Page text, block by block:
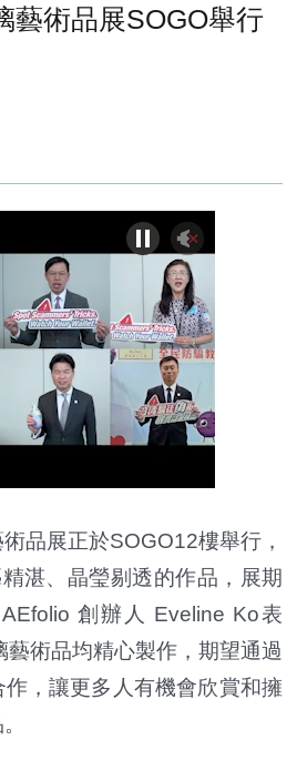
藝術品展SOGO舉行
品展正於SOGO12樓舉行，
湛、晶瑩剔透的作品，展期
創辦人 Eveline Ko表
術品均精心製作，期望通過
，讓更多人有機會欣賞和擁